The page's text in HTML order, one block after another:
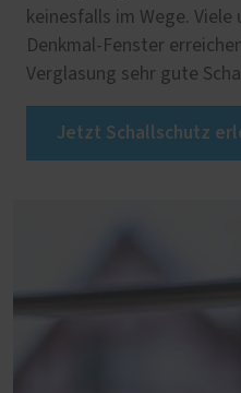
keinesfalls im Wege. Viele
Denkmal-Fenster
Verglasung sehr gute
Jetzt Schallschutz